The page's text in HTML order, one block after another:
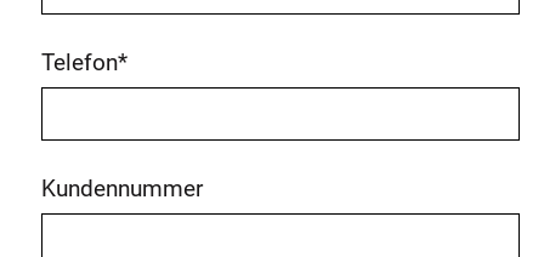
Telefon*
Kundennummer